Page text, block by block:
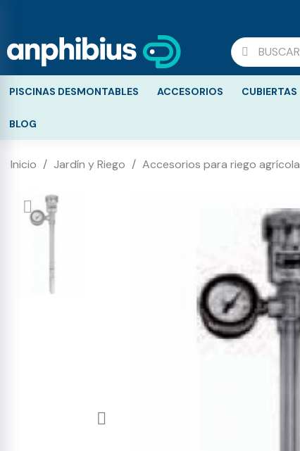
PISCINAS DESMONTABLES ACCESORIOS CUBIERTAS
BLOG
Inicio Jardín y Riego Accesorios para riego agrícola